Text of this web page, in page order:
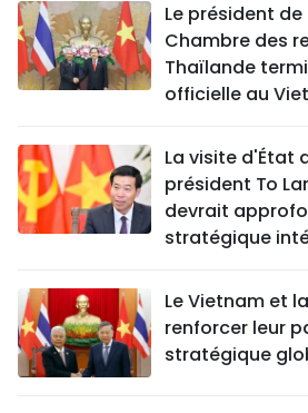
Le président de
Chambre des
Thaïlande
officielle au
La visite d'État
président To
devrait
stratégique
Le Vietnam et
renforcer leur
stratégique